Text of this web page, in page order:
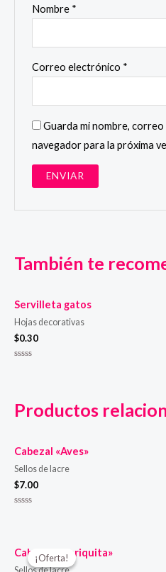
Nombre *
Correo electrónico *
Guarda mi nombre,
navegador para la próxima
También te
Servilleta gatos
Hojas decorativas
$0.30
Productos
Cabezal «Aves»
Sellos de lacre
$7.00
5
¡Oferta!
¡Oferta!
Cabezal «mariquita»